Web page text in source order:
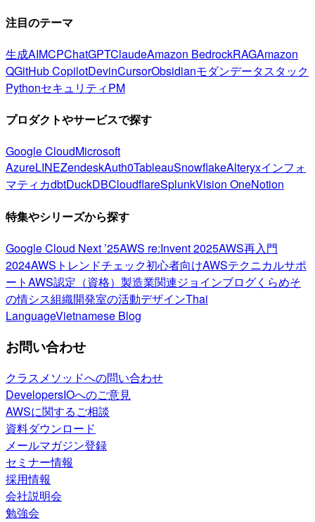
注目のテーマ
生成AIMCPChatGPTClaudeAmazon BedrockRAGAmazon
QGitHub CopilotDevinCursorObsidianモダンデータスタック
PythonセキュリティPM
プロダクトやサービスで探す
Google CloudMicrosoft
AzureLINEZendeskAuth0TableauSnowflakeAlteryxインフォ
マティカdbtDuckDBCloudflareSplunkVision OneNotion
特集やシリーズから探す
Google Cloud Next ’25AWS re:Invent 2025AWS再入門
2024AWSトレンドチェック初心者向けAWSテクニカルサポ
ートAWS認定（資格） 製造業関連ジョインブログくらめそ
の情シス組織開発室の活動デザインThai
LanguageVietnamese Blog
お問い合わせ
クラスメソッドへの問い合わせ
DevelopersIOへのご意見
AWSに関するご相談
資料ダウンロード
メールマガジン登録
セミナー情報
採用情報
会社説明会
勉強会